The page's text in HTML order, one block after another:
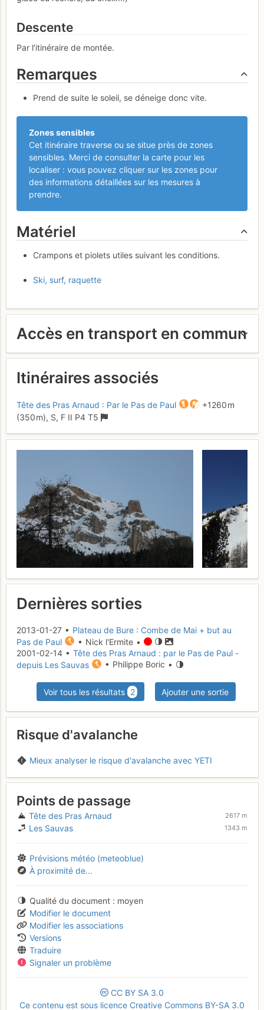
Descente
Par l'itinéraire de montée.
Remarques
Prend de suite le soleil, se déneige donc vite.
Zones sensibles
Cet itinéraire traverse ou se situe près de zones
sensibles. Merci de consulter la carte pour les
localiser : vous pouvez cliquer sur les zones pour
des informations détaillées sur les mesures à
prendre.
Matériel
Crampons et piolets utiles suivant les conditions.
Ski, surf, raquette
Accès en transport en commun
Itinéraires associés
Tête des Pras Arnaud : Par le Pas de Paul
+1260 m
(350 m), S, F II P4 T5
Dernières sorties
2013-01-27 • Plateau de Bure : Combe de Mai + but au
Pas de Paul
• Nick l'Ermite •
2001-02-14 • Tête des Pras Arnaud : par le Pas de Paul -
depuis Les Sauvas
• Philippe Boric •
Voir tous les résultats 2 Ajouter une sortie
Risque d'avalanche
Mieux analyser le risque d'avalanche avec YETI
Points de passage
Tête des Pras Arnaud 2617 m
Les Sauvas 1343 m
Prévisions météo (meteoblue)
À proximité de...
Qualité du document
moyen
Modifier le document
Modifier les associations
Versions
Traduire
Signaler un problème
CC BY SA 3.0
Ce contenu est sous licence Creative Commons BY-SA 3.0